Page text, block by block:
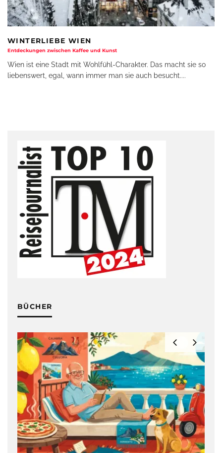
WINTERLIEBE WIEN
Entdeckungen zwischen Kaffee und Kunst
Wien ist eine Stadt mit Wohlfühl-Charakter. Das macht sie so
liebenswert, egal, wann immer man sie auch besucht....
BÜCHER